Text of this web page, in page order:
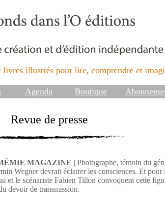
livres illustrés pour lire, comprendre et
Agenda Boutique
Revue de presse
MAGAZINE | Photographe, témoin du
Wegner devrait éclairer les consciences. Et
et le scénariste Fabien Tillon convoquent cette
devoir de transmission.